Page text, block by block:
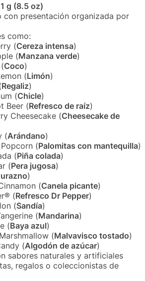
g (8.5 oz)
con presentación organizada por
como:
(Cereza intensa)
(Manzana verde)
Coco)
(Limón)
Regaliz)
(Chicle)
Beer (Refresco de raíz)
Cheesecake (Cheesecake de
(Arándano)
(Palomitas con mantequilla)
(Piña colada)
(Pera jugosa)
)
(Canela picante)
(Refresco Dr Pepper)
(Sandía)
(Mandarina)
(Baya azul)
(Malvavisco tostado)
(Algodón de azúcar)
sabores naturales y artificiales
regalos o coleccionistas de